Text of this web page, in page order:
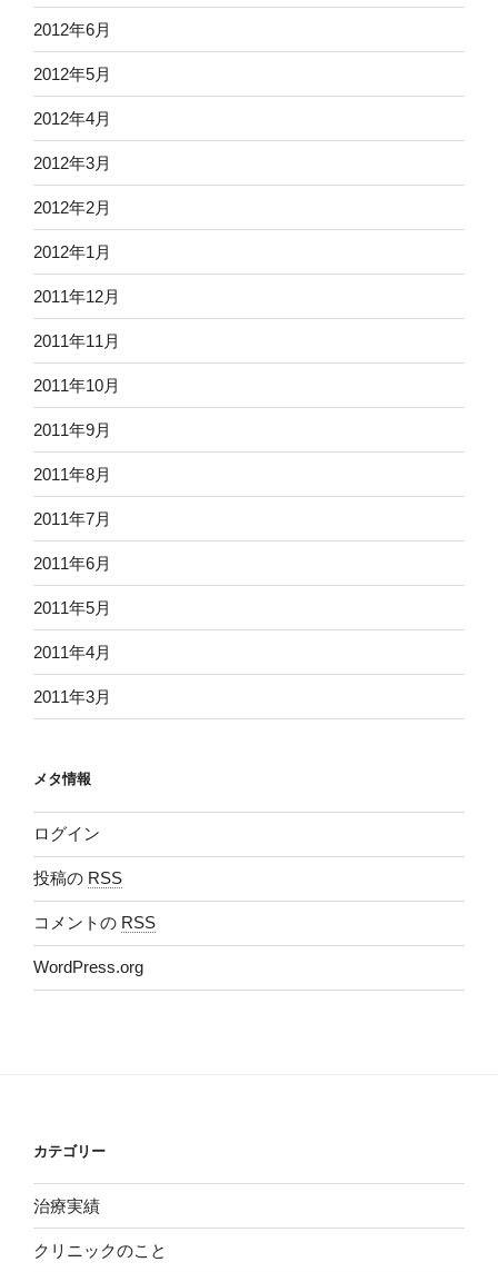
2012年6月
2012年5月
2012年4月
2012年3月
2012年2月
2012年1月
2011年12月
2011年11月
2011年10月
2011年9月
2011年8月
2011年7月
2011年6月
2011年5月
2011年4月
2011年3月
メタ情報
ログイン
投稿の RSS
コメントの RSS
WordPress.org
カテゴリー
治療実績
クリニックのこと